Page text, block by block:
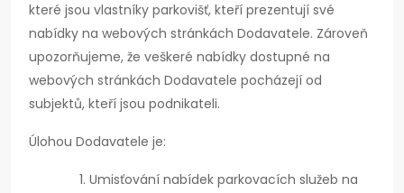
které jsou vlastníky parkovišť, kteří prezentují své
nabídky na webových stránkách Dodavatele. Zároveň
upozorňujeme, že veškeré nabídky dostupné na
webových stránkách Dodavatele pocházejí od
subjektů, kteří jsou podnikateli.
Úlohou Dodavatele je:
Umisťování nabídek parkovacích služeb na